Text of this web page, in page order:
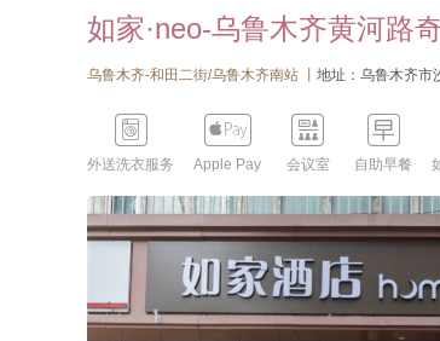
如家·neo-乌鲁木齐黄河路
乌鲁木齐-和田二街/乌鲁木齐南站 丨 地址：乌鲁木齐市沙依巴克区奇台路147号(靠近路段黄河路；酒店边景点/标志

外送洗衣服务

Apple Pay

会议室

自助早餐